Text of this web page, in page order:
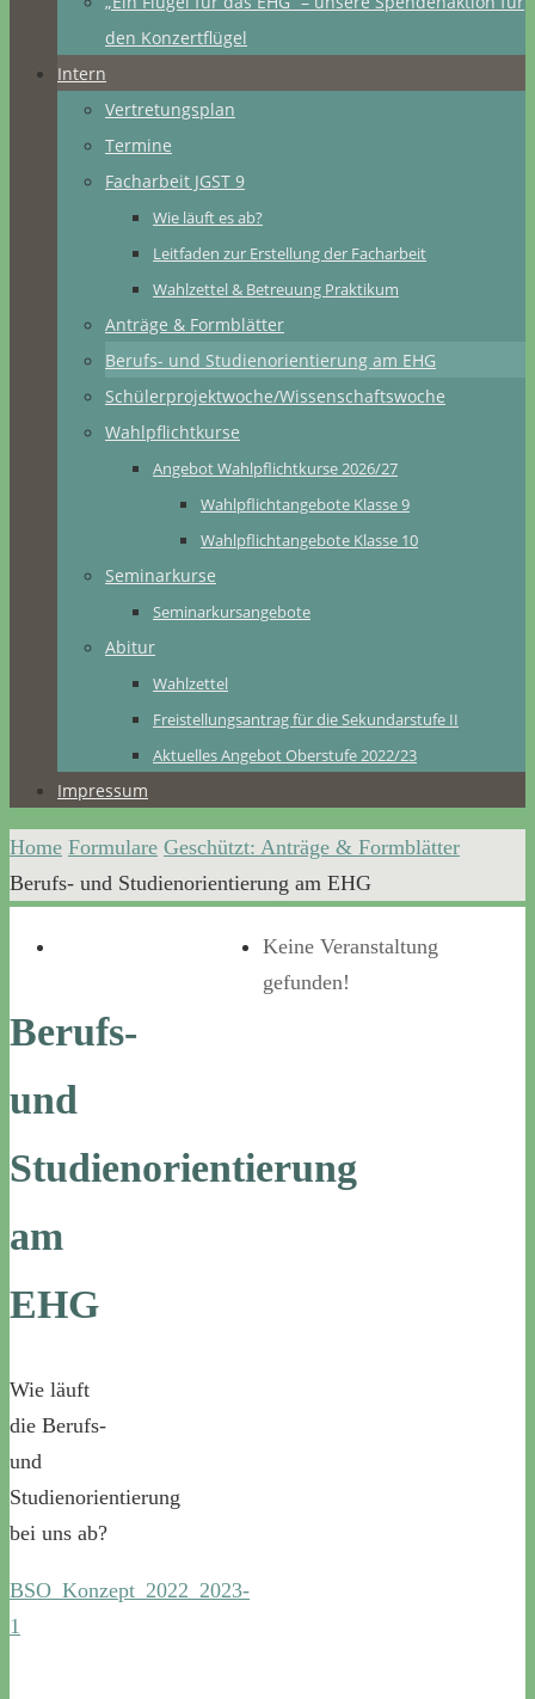
den Konzertflügel
Intern
Vertretungsplan
Termine
Facharbeit JGST 9
Wie läuft es ab?
Leitfaden zur Erstellung der Facharbeit
Wahlzettel & Betreuung Praktikum
Anträge & Formblätter
Berufs- und Studienorientierung am EHG
Schülerprojektwoche/Wissenschaftswoche
Wahlpflichtkurse
Angebot Wahlpflichtkurse 2026/27
Wahlpflichtangebote Klasse 9
Wahlpflichtangebote Klasse 10
Seminarkurse
Seminarkursangebote
Abitur
Wahlzettel
Freistellungsantrag für die Sekundarstufe II
Aktuelles Angebot Oberstufe 2022/23
Impressum
Home Formulare Geschützt: Anträge & Formblätter
Berufs- und Studienorientierung am EHG
Berufs-
und
Studienorientierung
am
EHG
Wie läuft
die Berufs-
und
Studienorientierung
bei uns ab?
BSO_Konzept_2022_2023-
1
Keine Veranstaltung
gefunden!